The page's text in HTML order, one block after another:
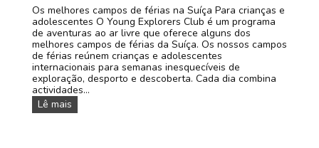
l
e
s
c
e
n
t
e
a
d
e
m
a
d
e
F
u
i
c
i
c
e
t
a
m
Os melhores campos de férias na Suíça Para crianças e
adolescentes O Young Explorers Club é um programa
de aventuras ao ar livre que oferece alguns dos
melhores campos de férias da Suíça. Os nossos campos
de férias reúnem crianças e adolescentes
internacionais para semanas inesquecíveis de
exploração, desporto e descoberta. Cada dia combina
actividades...
Lê mais
s